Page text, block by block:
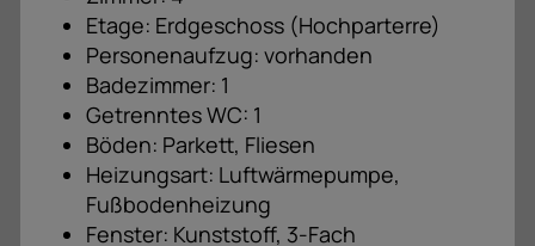
Etage: Erdgeschoss (Hochparterre)
Personenaufzug: vorhanden
Badezimmer: 1
Getrenntes WC: 1
Böden: Parkett, Fliesen
Heizungsart: Luftwärmepumpe,
Fußbodenheizung
Fenster: Kunststoff, 3-Fach